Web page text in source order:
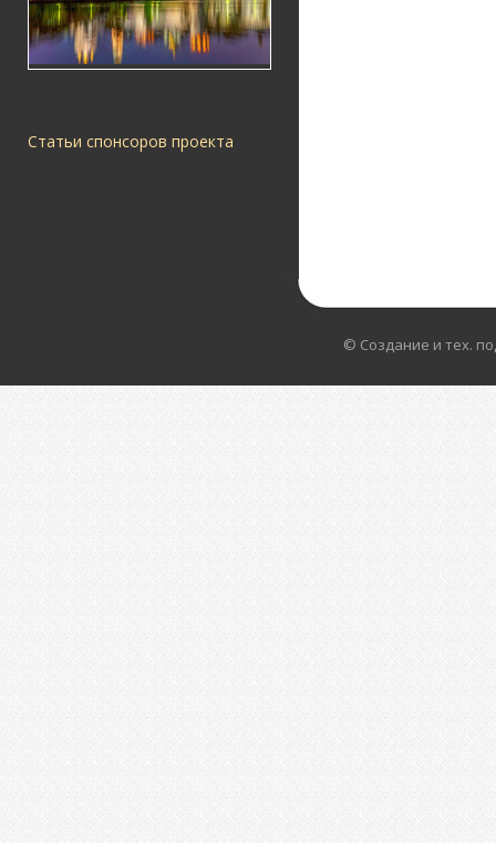
Статьи спонсоров проекта
© Создание и тех.